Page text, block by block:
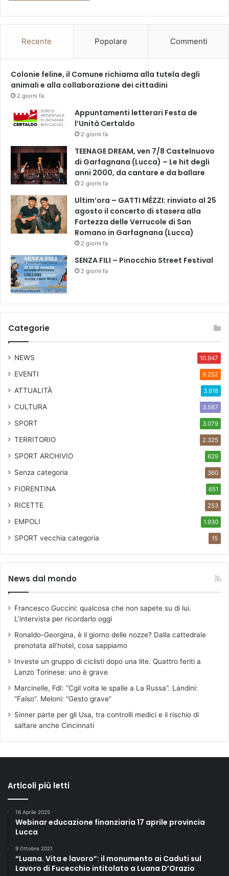
Recente Popolare Commenti
Colonie feline, il Comune richiama alla tutela degli
animali e alla collaborazione dei cittadini
2 giorni fa
Appuntamenti letterari Festa de
l’Unità Certaldo
2 giorni fa
TEENAGE DREAM, ven 7/8 Castelnuovo
di Garfagnana (Lucca) – Le hit degli
anni 2000, da cantare e da ballare
2 giorni fa
Ultim’ora – GATTI MÉZZI: rinviato al 25
agosto il concerto di stasera alla
Fortezza delle Verrucole di San
Romano in Garfagnana (Lucca)
2 giorni fa
SENZA FILI – Pinocchio Street Festival
2 giorni fa
Categorie
NEWS 10.947
EVENTI 9.252
ATTUALITÀ 3.818
CULTURA 3.587
SPORT 3.079
TERRITORIO 2.325
SPORT ARCHIVIO 629
Senza categoria 360
FIORENTINA 651
RICETTE 253
EMPOLI 1.930
SPORT vecchia categoria 15
News dal mondo
Francesco Guccini: qualcosa che non sapete su di lui.
L’intervista per ricordarlo oggi
Ronaldo-Georgina, è il giorno delle nozze? Dalla cattedrale
prenotata all’hotel, cosa sappiamo
Investe un gruppo di ciclisti dopo una lite. Quattro feriti a
Lanzo Torinese: uno è grave
Marcinelle, FdI: “Cgil volta le spalle a La Russa”. Landini:
“Falso”. Meloni: “Gesto grave”
Sinner parte per gli Usa, tra controlli medici e il rischio di
saltare anche Cincinnati
Articoli più letti
16 Aprile 2025
Webinar educazione finanziaria 17 aprile provincia
Lucca
9 Ottobre 2021
“Luana. Vita e lavoro”: il monumento ai Caduti sul
Lavoro di Fucecchio intitolato a Luana D’Orazio